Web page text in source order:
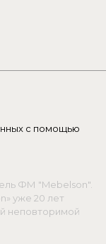
с помощью
ФМ "Mebelson".
уже 20 лет
неповторимой